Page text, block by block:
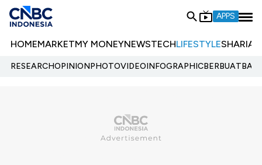
APPS
HOMEMARKETMY MONEYNEWSTECHLIFESTYLESHARIA
RESEARCHOPINIONPHOTOVIDEOINFOGRAPHIC